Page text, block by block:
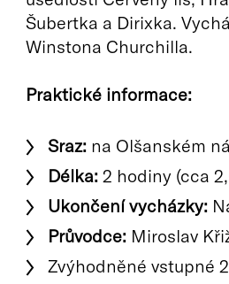
Šubertka a Dirixka.
Winstona Churchilla.
Praktické informace:
Sraz:na Olšanském
Délka:2 hodiny (cca
Ukončení vycházky:
Průvodce:Miroslav
Zvýhodněné vstupné